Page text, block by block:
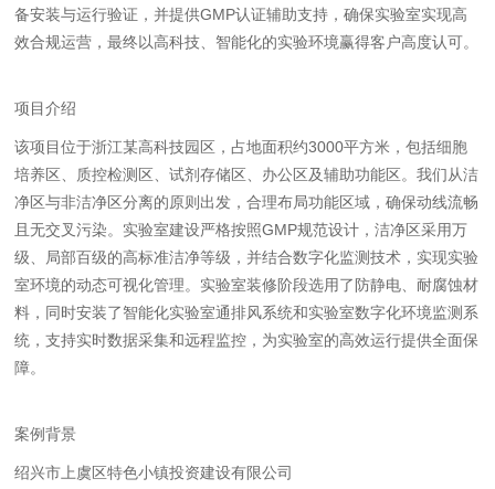
备安装与运行验证，并提供GMP认证辅助支持，确保实验室实现高
效合规运营，最终以高科技、智能化的实验环境赢得客户高度认可。
项目介绍
该项目位于浙江某高科技园区，占地面积约3000平方米，包括细胞
培养区、质控检测区、试剂存储区、办公区及辅助功能区。我们从洁
净区与非洁净区分离的原则出发，合理布局功能区域，确保动线流畅
且无交叉污染。实验室建设严格按照GMP规范设计，洁净区采用万
级、局部百级的高标准洁净等级，并结合数字化监测技术，实现实验
室环境的动态可视化管理。实验室装修阶段选用了防静电、耐腐蚀材
料，同时安装了智能化实验室通排风系统和实验室数字化环境监测系
统，支持实时数据采集和远程监控，为实验室的高效运行提供全面保
障。
案例背景
绍兴市上虞区特色小镇投资建设有限公司